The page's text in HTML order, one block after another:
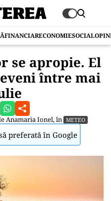
FINANCIARECONOMIESOCIAL
se apropie. El
între mai
Anamaria Ionel, în METEO
preferată în Google